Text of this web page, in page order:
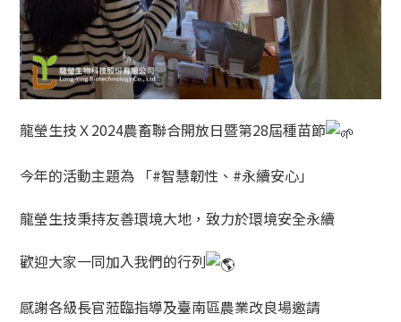
龍瑩生技Ｘ2024農畜聯合開放日暨第28屆種苗節
今年的活動主題為 「#智慧韌性 、 #永續安心」
龍瑩生技秉持友善環境大地，致力於環境安全永續
歡迎大家一同加入我們的行列
感謝各級長官蒞臨指導及臺南區農業改良場邀請